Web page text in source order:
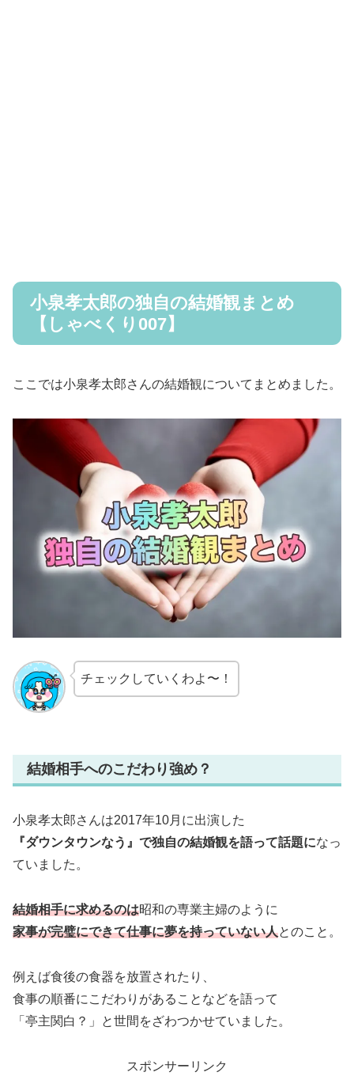
小泉孝太郎の独自の結婚観まとめ
【しゃべくり007】
ここでは小泉孝太郎さんの結婚観についてまとめました。
チェックしていくわよ〜！
結婚相手へのこだわり強め？
小泉孝太郎さんは2017年10月に出演した
『ダウンタウンなう』で独自の結婚観を語って話題になっ
ていました。
結婚相手に求めるのは昭和の専業主婦のように
家事が完璧にできて仕事に夢を持っていない人とのこと。
例えば食後の食器を放置されたり、
食事の順番にこだわりがあることなどを語って
「亭主関白？」と世間をざわつかせていました。
スポンサーリンク